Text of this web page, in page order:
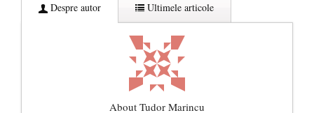
Despre autor Ultimele articole
About Tudor Marincu